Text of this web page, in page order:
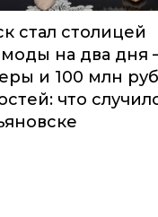
стал столицей
на два дня
и 100 млн
что